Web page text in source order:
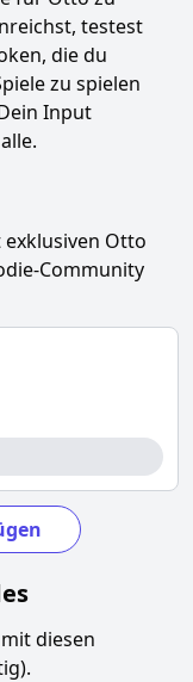
testest
die du
zu spielen
Input
Otto
Community
mit diesen